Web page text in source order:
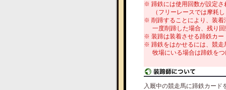
※ 蹄鉄には使用回数が設定さ
（フリーレースでは摩耗
※ 削蹄することにより、装着
一度削蹄した場合、残り
※ 装蹄は装着させる蹄鉄カー
※ 蹄鉄をはかせるには、競走
牧場にいる場合は蹄鉄を
入厩中の競走馬に蹄鉄カー